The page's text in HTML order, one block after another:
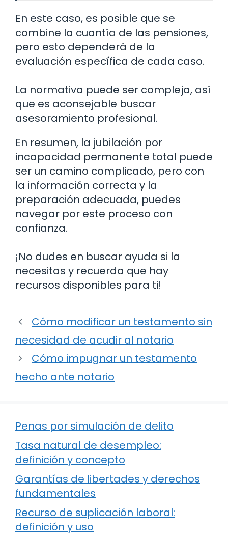
En este caso, es posible que se
combine la cuantía de las pensiones,
pero esto dependerá de la
evaluación específica de cada caso.
La normativa puede ser compleja, así
que es aconsejable buscar
asesoramiento profesional.
En resumen, la jubilación por
incapacidad permanente total puede
ser un camino complicado, pero con
la información correcta y la
preparación adecuada, puedes
navegar por este proceso con
confianza.
¡No dudes en buscar ayuda si la
necesitas y recuerda que hay
recursos disponibles para ti!
Cómo modificar un testamento sin
necesidad de acudir al notario
Cómo impugnar un testamento
hecho ante notario
Penas por simulación de delito
Tasa natural de desempleo:
definición y concepto
Garantías de libertades y derechos
fundamentales
Recurso de suplicación laboral:
definición y uso